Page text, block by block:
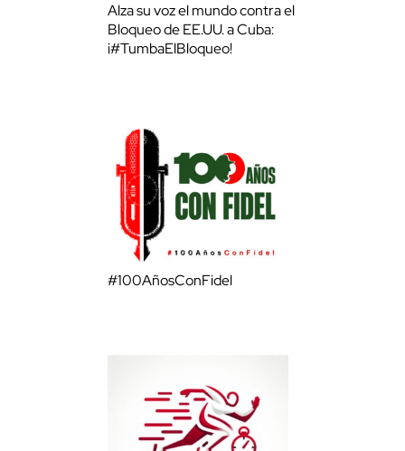
Alza su voz el mundo contra el
Bloqueo de EE.UU. a Cuba:
¡#TumbaElBloqueo!
#100AñosConFidel